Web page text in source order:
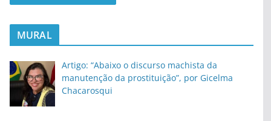
MURAL
Artigo: “Abaixo o discurso machista da
manutenção da prostituição”, por Gicelma
Chacarosqui